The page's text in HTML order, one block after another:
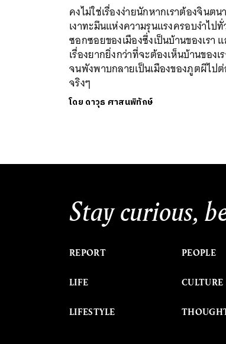
คงไม่ใช่เรื่องง่ายนักหากเราต้องจินต
เงาทะมึนแห่งความรุนแรงครอบงำไป
ซอกซอยของเมืองซึ่งเป็นบ้านของเรา
เรื่องยากยิ่งกว่าที่จะต้องเห็นบ้านของเ
จนพังพาบกลายเป็นเมืองของภูตผีไป
จริงๆ
โดย ดาวุธ ศาสนพิทักษ์
Stay curious,
REPORT
LIFE
LIFESTYLE
PEOPLE
CULTURE